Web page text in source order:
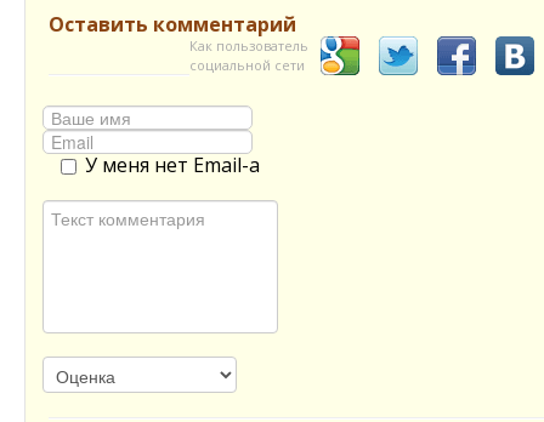
Оставить комментарий
Как пользователь
социальной сети
У меня нет Email-а